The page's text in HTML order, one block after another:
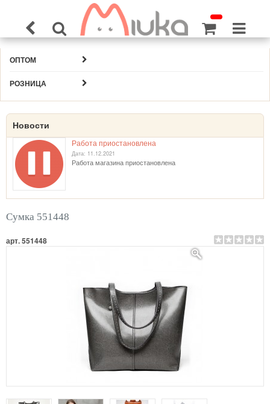
ОПТОМ
РОЗНИЦА
Новости
Работа приостановлена
Дата: 11.12.2021
Работа магазина приостановлена
Сумка 551448
арт. 551448